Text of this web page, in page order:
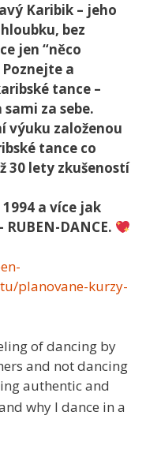
Karibik – jeho
bez
jen “něco
Poznejte a
tance –
za sebe.
výuku založenou
tance co
30 lety zkušeností
a více jak
RUBEN-DANCE.
planovane-kurzy-
of dancing by
and not dancing
authentic and
why I dance in a